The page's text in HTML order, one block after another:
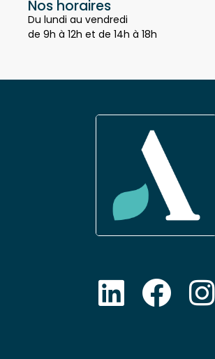
Nos horaires
Du lundi au vendredi
de 9h à 12h et de 14h à 18h